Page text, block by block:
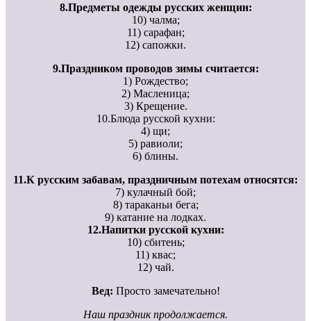
8.Предметы одежды русских женщин:
10) чалма;
11) сарафан;
12) сапожки.
9.Праздником проводов зимы считается:
1) Рождество;
2) Масленица;
3) Крещение.
10.Блюда русской кухни:
4) щи;
5) равиоли;
6) блины.
11.К русским забавам, праздничным потехам относятся:
7) кулачный бой;
8) тараканьи бега;
9) катание на лодках.
12.Напитки русской кухни:
10) сбитень;
11) квас;
12) чай.
Вед: Просто замечательно!
Наш праздник продолжается.